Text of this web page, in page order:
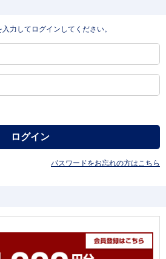
力してログインしてください。
パスワードをお忘れの方はこちら